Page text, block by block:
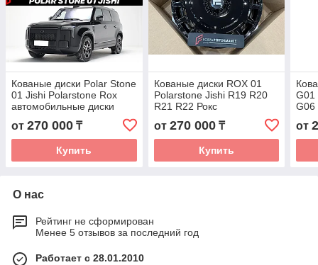
Кованые диски Polar Stone
01 Jishi Polarstone Rox
автомобильные диски
от 270 000 ₸
Купить
Кованые диски ROX 01
Polarstone Jishi R19 R20
R21 R22 Рокс
колеса ковка диск
от 270 000₸
Купить
G01
G06
от
О нас
Рейтинг не сформирован
Менее 5 отзывов за последний год
Работает с 28.01.2010